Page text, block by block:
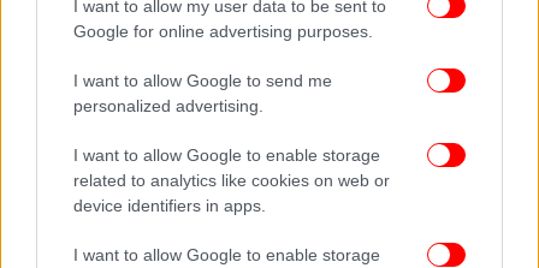
I want to allow my user data to be sent to
Google for online advertising purposes.
I want to allow Google to send me
personalized advertising.
I want to allow Google to enable storage
related to analytics like cookies on web or
device identifiers in apps.
I want to allow Google to enable storage